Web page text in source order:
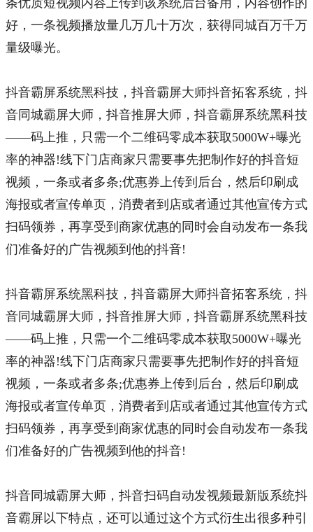
好，一条视频播放量几万几十万次，获得同城百万千万
量级曝光。
抖音霸屏系统黑科技，抖音霸屏大师抖音拓客系统，抖
音同城霸屏大师，抖音推屏大师，抖音霸屏系统黑科技
——码上推 ，只需一个二维码零成本获取5000W+曝光
率的神器!线下门店商家只需要事先把制作好的抖音短
视频，一条或者多条;优惠券上传到后台，然后印刷成
海报或者宣传单页，消费者到店或者通过其他宣传方式
扫码领券，再享受到商家优惠的同时会自动发布一条我
们准备好的广告视频到他的抖音!
抖音霸屏系统黑科技，抖音霸屏大师抖音拓客系统，抖
音同城霸屏大师，抖音推屏大师，抖音霸屏系统黑科技
——码上推 ，只需一个二维码零成本获取5000W+曝光
率的神器!线下门店商家只需要事先把制作好的抖音短
视频，一条或者多条;优惠券上传到后台，然后印刷成
海报或者宣传单页，消费者到店或者通过其他宣传方式
扫码领券，再享受到商家优惠的同时会自动发布一条我
们准备好的广告视频到他的抖音!
抖音同城霸屏大师，抖音扫码自动发视频最新版系统抖
音霸屏以下特点，还可以通过这个方式衍生出很多种引